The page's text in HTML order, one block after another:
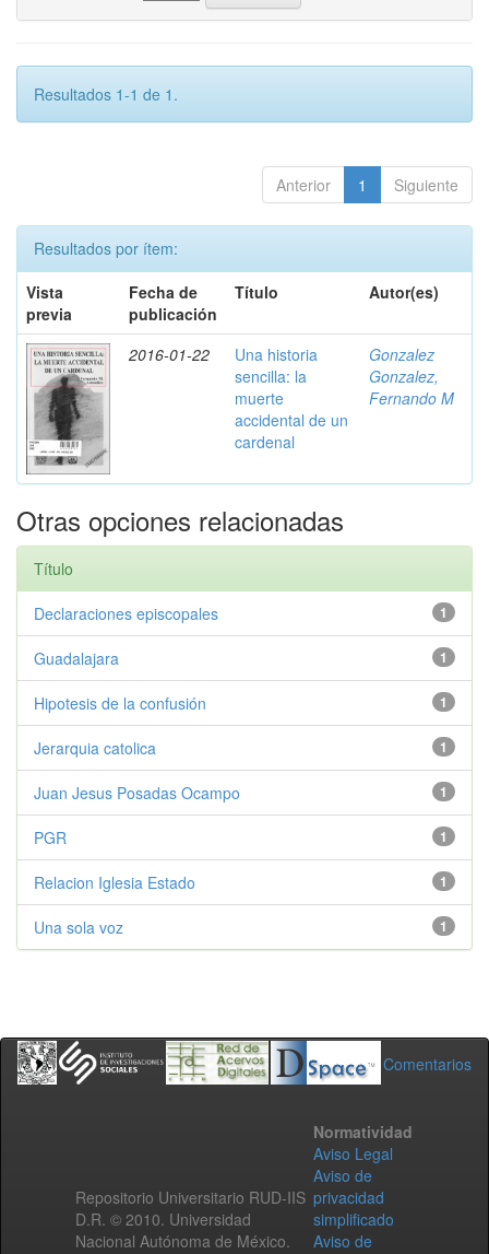
Resultados 1-1 de 1.
Anterior 1 Siguiente
Resultados por ítem:
Vista
previa
Fecha de
publicación
Título Autor(es)
2016-01-22
Una historia
sencilla: la
muerte
accidental de un
cardenal
Gonzalez
Gonzalez,
Fernando M
Otras opciones relacionadas
Título
1
Declaraciones episcopales
1
Guadalajara
1
Hipotesis de la confusión
1
Jerarquia catolica
1
Juan Jesus Posadas Ocampo
1
PGR
1
Relacion Iglesia Estado
1
Una sola voz
Comentarios
Repositorio Universitario RUD-IIS
D.R. © 2010. Universidad
Nacional Autónoma de México.
Normatividad
Aviso Legal
Aviso de
privacidad
simplificado
Aviso de